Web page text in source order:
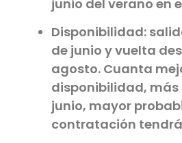
junio del verano en
Disponibilidad:
de junio y vuelta
agosto. Cuanta
disponibilidad, más
junio, mayor
contratación